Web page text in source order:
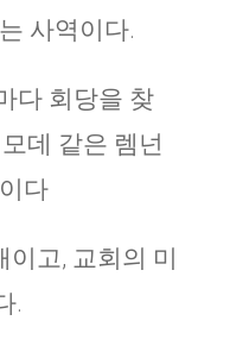
사역이다.
다 회당을 찾
데 같은 렘넌
다
고, 교회의 미
.